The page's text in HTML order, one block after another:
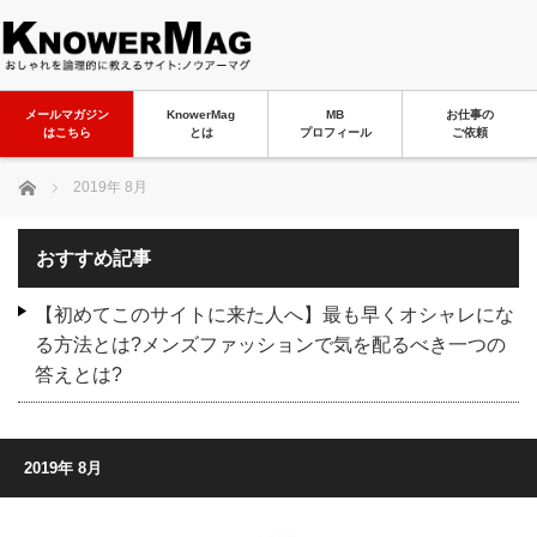
メールマガジン
はこちら
KnowerMag
とは
MB
プロフィール
お仕事の
ご依頼
ホーム 2019年 8月
おすすめ記事
【初めてこのサイトに来た人へ】最も早くオシャレにな
る方法とは?メンズファッションで気を配るべき一つの
答えとは?
2019年 8月